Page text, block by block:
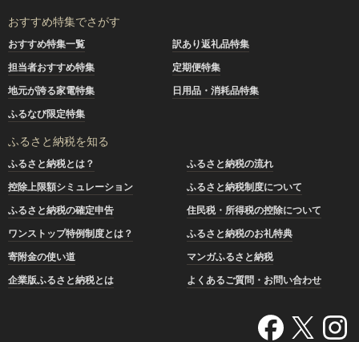
おすすめ特集でさがす
おすすめ特集一覧
訳あり返礼品特集
担当者おすすめ特集
定期便特集
地元が誇る家電特集
日用品・消耗品特集
ふるなび限定特集
ふるさと納税を知る
ふるさと納税とは？
ふるさと納税の流れ
控除上限額シミュレーション
ふるさと納税制度について
ふるさと納税の確定申告
住民税・所得税の控除について
ワンストップ特例制度とは？
ふるさと納税のお礼特典
寄附金の使い道
マンガふるさと納税
企業版ふるさと納税とは
よくあるご質問・お問い合わせ